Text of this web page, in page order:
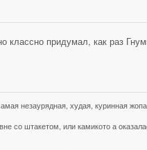
классно придумал, как раз
незаурядная, худая, куринная
со штакетом, или камикото а